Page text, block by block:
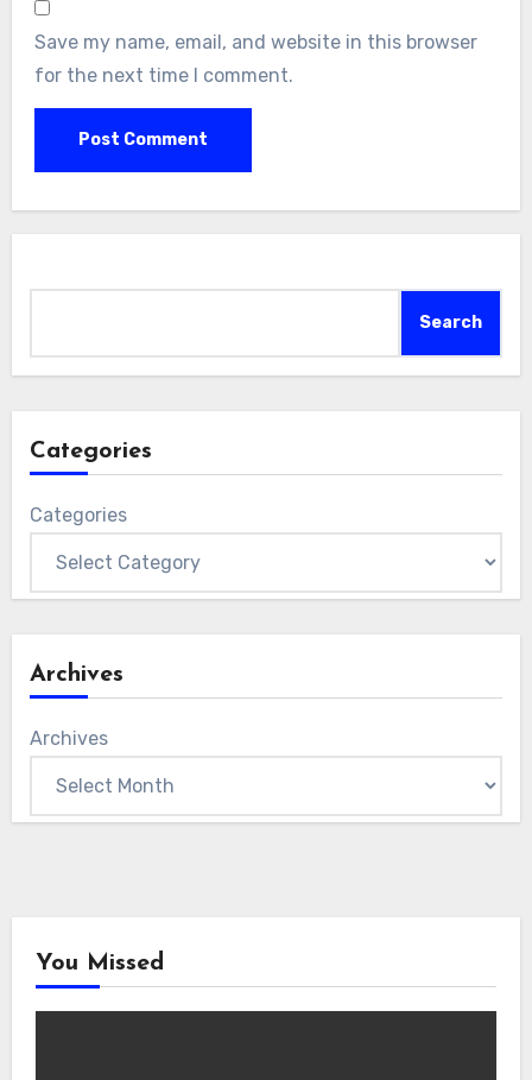
Save my name, email, and website in this browser
for the next time I comment.
Search
Categories
Categories
Archives
Archives
You Missed